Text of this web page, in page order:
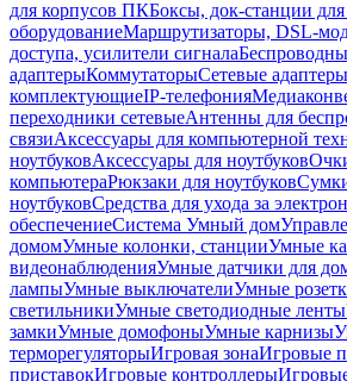
для корпусов ПКБоксы, док-станции
оборудованиеМаршрутизаторы, DSL-
доступа, усилители сигнала
адаптерыКоммутаторыСетевые адаптеры
комплектующиеIP-телефония
переходники сетевыеАнтенны для
связиАксессуары для компьютерной
ноутбуковАксессуары для ноутбуков
компьютераРюкзаки для ноутбуков
ноутбуковСредства для ухода за
обеспечениеСистема Умный дом
домомУмные колонки, станцииУмные
видеонаблюденияУмные датчики для
лампыУмные выключателиУмные
светильникиУмные светодиодные ленты
замкиУмные домофоныУмные карнизы
терморегуляторыИгровая зонаИгровые
приставокИгровые контроллеры